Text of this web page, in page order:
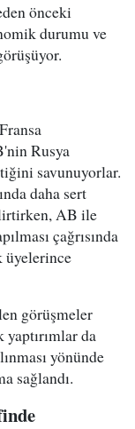
önceki
durumu ve
Rusya
savunuyorlar.
daha sert
AB ile
çağrısında
üyelerince
görüşmeler
da
yönünde
sağlandı.